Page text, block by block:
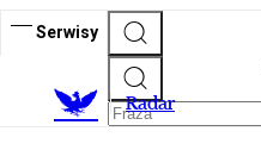
Serwisy
Radar